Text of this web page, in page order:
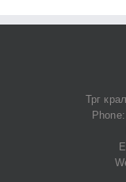
Трг